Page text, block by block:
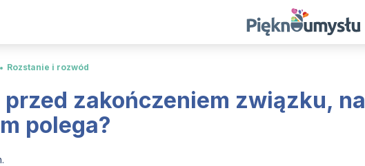
Rozstanie i rozwód
przed zakończeniem związku, na
polega?